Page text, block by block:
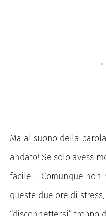
Ma al suono della parola
andato! Se solo
facile … Comunque non
queste due ore di